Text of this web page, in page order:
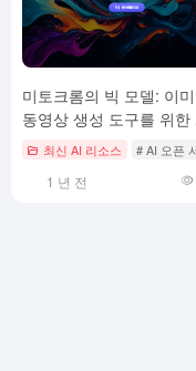
미토크롬의 빅 모델: 이
동영상 생성 도구를 위한
형 플랫폼
최신 AI 리소스 # AI 오픈
1 년 전